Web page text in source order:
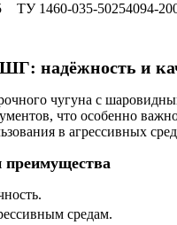
ТУ 1460-035-50254094-
надёжность и
чугуна с
что особенно
в агрессивных
преимущества
средам.